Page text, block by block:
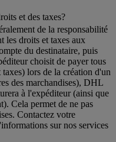
et des taxes?
de la responsabilité
les droits et taxes aux
du destinataire, puis
choisit de payer tous
lors de la création d'un
des marchandises), DHL
à l'expéditeur (ainsi que
Cela permet de ne pas
Contactez votre
sur nos services